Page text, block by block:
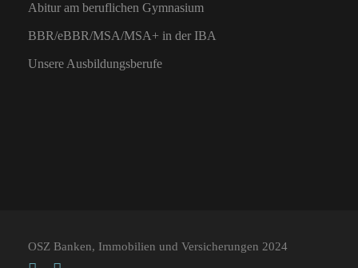
Abitur am beruflichen Gymnasium
BBR/eBBR/MSA/MSA+ in der IBA
Unsere Ausbildungsberufe
OSZ Banken, Immobilien und Versicherungen 2024